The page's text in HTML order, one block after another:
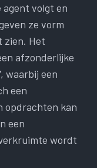
volgt en
ze vorm
zien. Het
afzonderlijke
waarbij een
een
opdrachten kan
een
wordt